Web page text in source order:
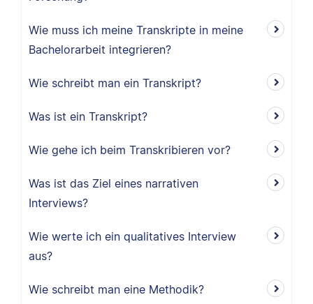
Wie muss ich meine Transkripte in meine
Bachelorarbeit integrieren?
Wie schreibt man ein Transkript?
Was ist ein Transkript?
Wie gehe ich beim Transkribieren vor?
Was ist das Ziel eines narrativen
Interviews?
Wie werte ich ein qualitatives Interview
aus?
Wie schreibt man eine Methodik?